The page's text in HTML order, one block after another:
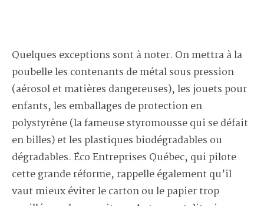
Quelques exceptions sont à noter. On mettra à la
poubelle les contenants de métal sous pression
(aérosol et matières dangereuses), les jouets pour
enfants, les emballages de protection en
polystyrène (la fameuse styromousse qui se défait
en billes) et les plastiques biodégradables ou
dégradables. Éco Entreprises Québec, qui pilote
cette grande réforme, rappelle également qu’il
vaut mieux éviter le carton ou le papier trop